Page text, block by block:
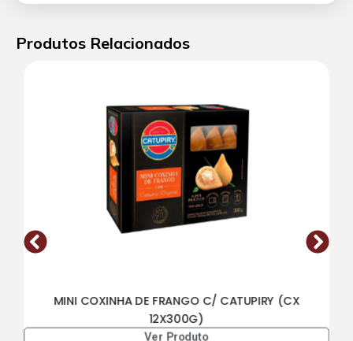
Produtos Relacionados
MINI COXINHA DE FRANGO C/ CATUPIRY (CX
12X300G)
Ver Produto